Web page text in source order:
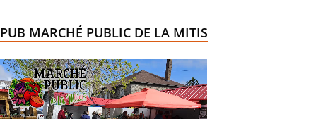
PUB MARCHÉ PUBLIC DE LA MITIS